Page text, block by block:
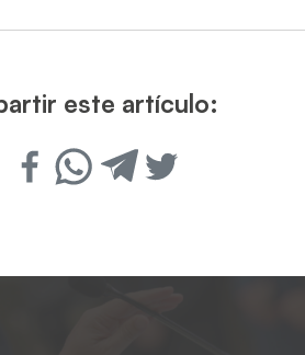
este artículo: